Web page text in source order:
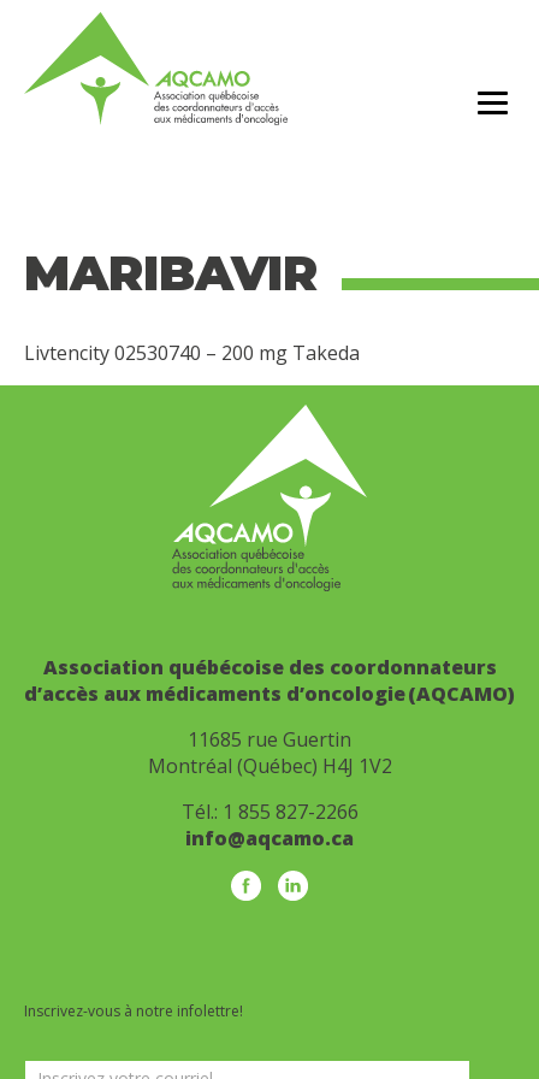
MARIBAVIR
Livtencity 02530740 – 200 mg Takeda
Association québécoise des coordonnateurs
d’accès aux médicaments d’oncologie (AQCAMO)
11685 rue Guertin
Montréal (Québec) H4J 1V2
Tél.: 1 855 827-2266
info@aqcamo.ca
Inscrivez-vous à notre infolettre!